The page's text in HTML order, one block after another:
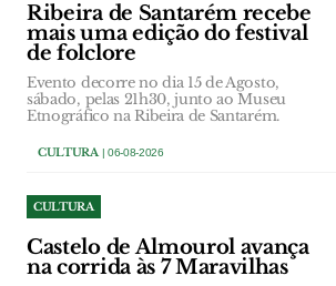
Ribeira de Santarém recebe
mais uma edição do festival
de folclore
Evento decorre no dia 15 de Agosto,
sábado, pelas 21h30, junto ao Museu
Etnográfico na Ribeira de Santarém.
CULTURA| 06-08-2026
CULTURA
Castelo de Almourol avança
na corrida às 7 Maravilhas